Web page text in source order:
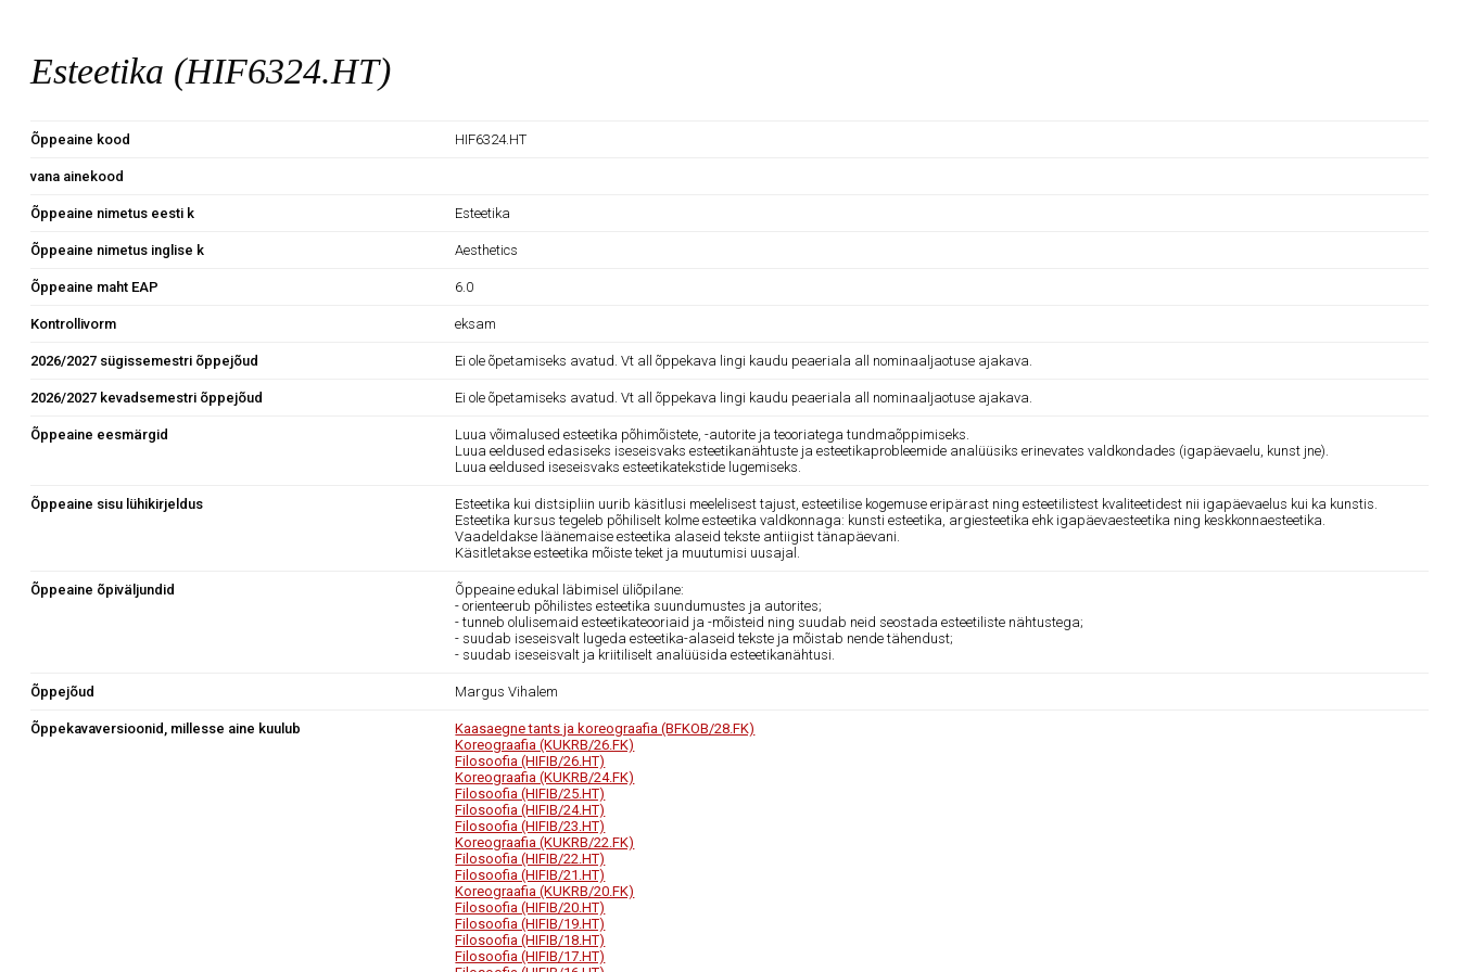
Esteetika (HIF6324.HT)
Õppeaine kood HIF6324.HT
vana ainekood
Õppeaine nimetus eesti k Esteetika
Õppeaine nimetus inglise k Aesthetics
Õppeaine maht EAP 6.0
Kontrollivorm eksam
2026/2027 sügissemestri õppejõud Ei ole õpetamiseks avatud. Vt all õppekava lingi kaudu peaeriala all nominaaljaotuse ajakava.
2026/2027 kevadsemestri õppejõud Ei ole õpetamiseks avatud. Vt all õppekava lingi kaudu peaeriala all nominaaljaotuse ajakava.
Õppeaine eesmärgid
Luua võimalused esteetika põhimõistete, -autorite ja teooriatega tundmaõppimiseks.
Luua eeldused edasiseks iseseisvaks esteetikanähtuste ja esteetikaprobleemide analüüsiks erinevates valdkondades (igapäevaelu, kunst jne).
Luua eeldused iseseisvaks esteetikatekstide lugemiseks.
Õppeaine sisu lühikirjeldus
Esteetika kui distsipliin uurib käsitlusi meelelisest tajust, esteetilise kogemuse eripärast ning esteetilistest kvaliteetidest nii igapäevaelus kui ka kunstis.
Esteetika kursus tegeleb põhiliselt kolme esteetika valdkonnaga: kunsti esteetika, argiesteetika ehk igapäevaesteetika ning keskkonnaesteetika.
Vaadeldakse läänemaise esteetika alaseid tekste antiigist tänapäevani.
Käsitletakse esteetika mõiste teket ja muutumisi uusajal.
Õppeaine õpiväljundid
Õppeaine edukal läbimisel üliõpilane:
- orienteerub põhilistes esteetika suundumustes ja autorites;
- tunneb olulisemaid esteetikateooriaid ja -mõisteid ning suudab neid seostada esteetiliste nähtustega;
- suudab iseseisvalt lugeda esteetika-alaseid tekste ja mõistab nende tähendust;
- suudab iseseisvalt ja kriitiliselt analüüsida esteetikanähtusi.
Õppejõud Margus Vihalem
Õppekavaversioonid, millesse aine kuulub
Kaasaegne tants ja koreograafia (BFKOB/28.FK)
Koreograafia (KUKRB/26.FK)
Filosoofia (HIFIB/26.HT)
Koreograafia (KUKRB/24.FK)
Filosoofia (HIFIB/25.HT)
Filosoofia (HIFIB/24.HT)
Filosoofia (HIFIB/23.HT)
Koreograafia (KUKRB/22.FK)
Filosoofia (HIFIB/22.HT)
Filosoofia (HIFIB/21.HT)
Koreograafia (KUKRB/20.FK)
Filosoofia (HIFIB/20.HT)
Filosoofia (HIFIB/19.HT)
Filosoofia (HIFIB/18.HT)
Filosoofia (HIFIB/17.HT)